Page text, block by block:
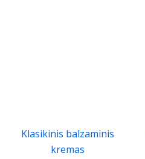
Klasikinis balzaminis
kremas